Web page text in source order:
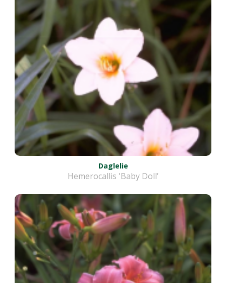
Daglelie
Hemerocallis 'Baby Doll'